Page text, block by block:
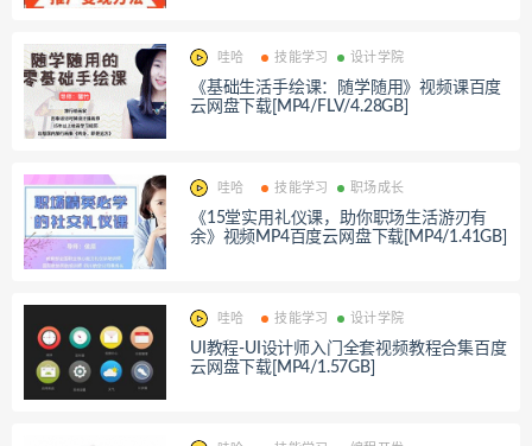
哇哈 技能学习 设计学院
《基础生活手绘课：随学随用》视频课百度
云网盘下载[MP4/FLV/4.28GB]
哇哈 技能学习 职场成长
《15堂实用礼仪课，助你职场生活游刃有
余》视频MP4百度云网盘下载[MP4/1.41GB]
哇哈 技能学习 设计学院
UI教程-UI设计师入门全套视频教程合集百度
云网盘下载[MP4/1.57GB]